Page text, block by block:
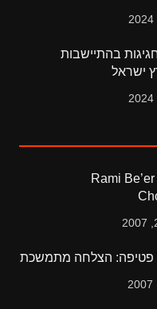
בהתיישבות
ישראל
Rami
פטיפה: הצלחה מתמשכת